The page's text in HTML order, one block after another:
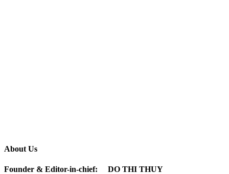
About Us
Founder & Editor-in-chief:
DO THI THUY